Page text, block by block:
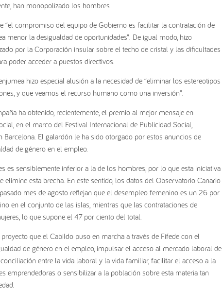
han monopolizado los hombres.
“el compromiso del equipo de Gobierno es facilitar la contratación de
menor la desigualdad de oportunidades”. De igual modo, hizo
por la Corporación insular sobre el techo de cristal y las dificultades
poder acceder a puestos directivos.
hizo especial alusión a la necesidad de “eliminar los estereotipos
y que veamos el recurso humano como una inversión”.
ha obtenido, recientemente, el premio al mejor mensaje en
en el marco del Festival Internacional de Publicidad Social,
Barcelona. El galardón le ha sido otorgado por estos anuncios de
de género en el empleo.
es sensiblemente inferior a la de los hombres, por lo que esta iniciativa
elimine esta brecha. En este sentido, los datos del Observatorio Canario
mes de agosto reflejan que el desempleo femenino es un 26 por
en el conjunto de las islas, mientras que las contrataciones de
lo que supone el 47 por ciento del total.
proyecto que el Cabildo puso en marcha a través de Fifede con el
de género en el empleo, impulsar el acceso al mercado laboral de
entre la vida laboral y la vida familiar, facilitar el acceso a la
emprendedoras o sensibilizar a la población sobre esta materia tan